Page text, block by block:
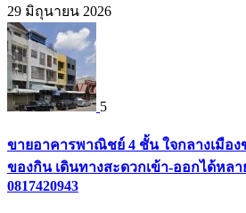
29 มิถุนายน 2026
5
ขายอาคารพาณิชย์ 4 ชั้น ใจกลางเมือ
ของกิน เดินทางสะดวกเข้า-ออกได้หลา
0817420943